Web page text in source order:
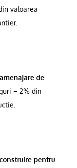
valoarea
de
– 2% din
pentru